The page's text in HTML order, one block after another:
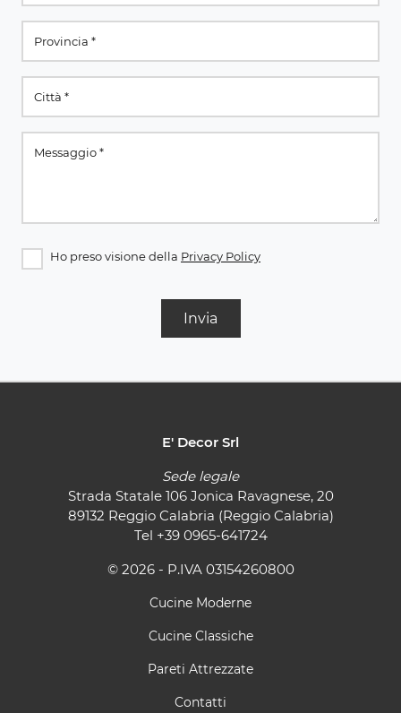
Ho preso visione della Privacy Policy
Invia
E' Decor Srl
Sede legale
Strada Statale 106 Jonica Ravagnese, 20
89132 Reggio Calabria (Reggio Calabria)
Tel +39 0965-641724
© 2026 - P.IVA 03154260800
Cucine Moderne
Cucine Classiche
Pareti Attrezzate
Contatti